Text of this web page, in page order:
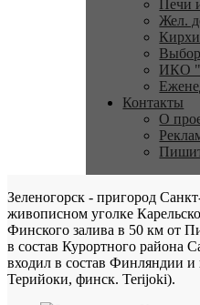
Печи
Жел.
ИКО
Контакты
О
Зеленогорск - пригород
живописном уголке
Финского залива в 50 км от
в состав Курортного района
входил в состав Финляндии и
Терийоки, финск. Terijoki).